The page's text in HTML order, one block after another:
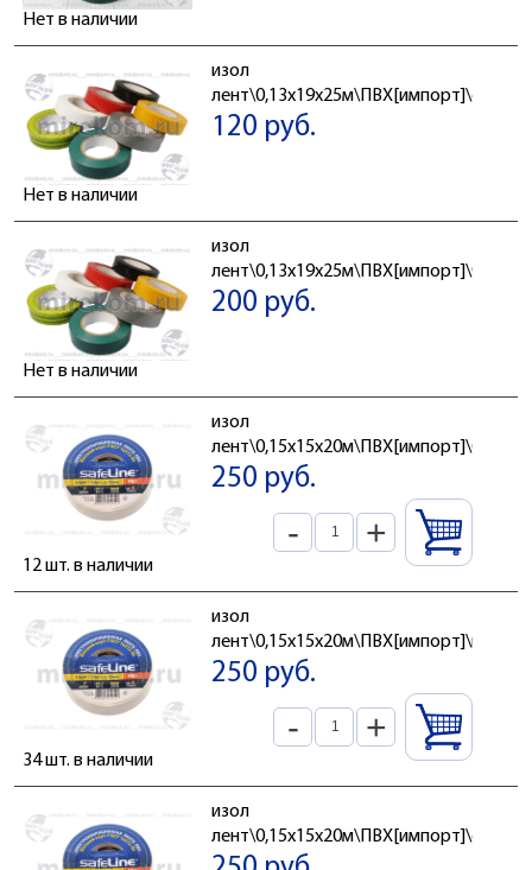
Нет в наличии
изол
лент\0,13x19x25м\ПВХ[импорт]\син\
120 руб.
Нет в наличии
изол
лент\0,13x19x25м\ПВХ[импорт]\чер\
200 руб.
Нет в наличии
изол
лент\0,15x15x20м\ПВХ[импорт]\бел\
250 руб.
- +
12 шт. в наличии
изол
лент\0,15x15x20м\ПВХ[импорт]\кр\
250 руб.
- +
34 шт. в наличии
изол
лент\0,15x15x20м\ПВХ[импорт]\сер\